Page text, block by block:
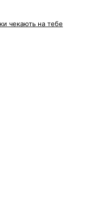
чекають на тебе